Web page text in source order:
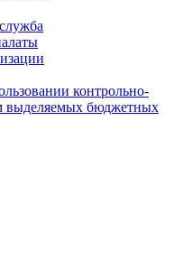
контрольно-
выделяемых бюджетных